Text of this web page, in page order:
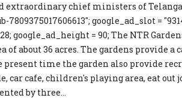
extraordinary chief ministers of
7809375017606613"; google_ad_slot =
google_ad_height = 90; The NTR
of about 36 acres. The gardens provide
present time the garden also provide
car cafe, children's playing area, eat
by three...